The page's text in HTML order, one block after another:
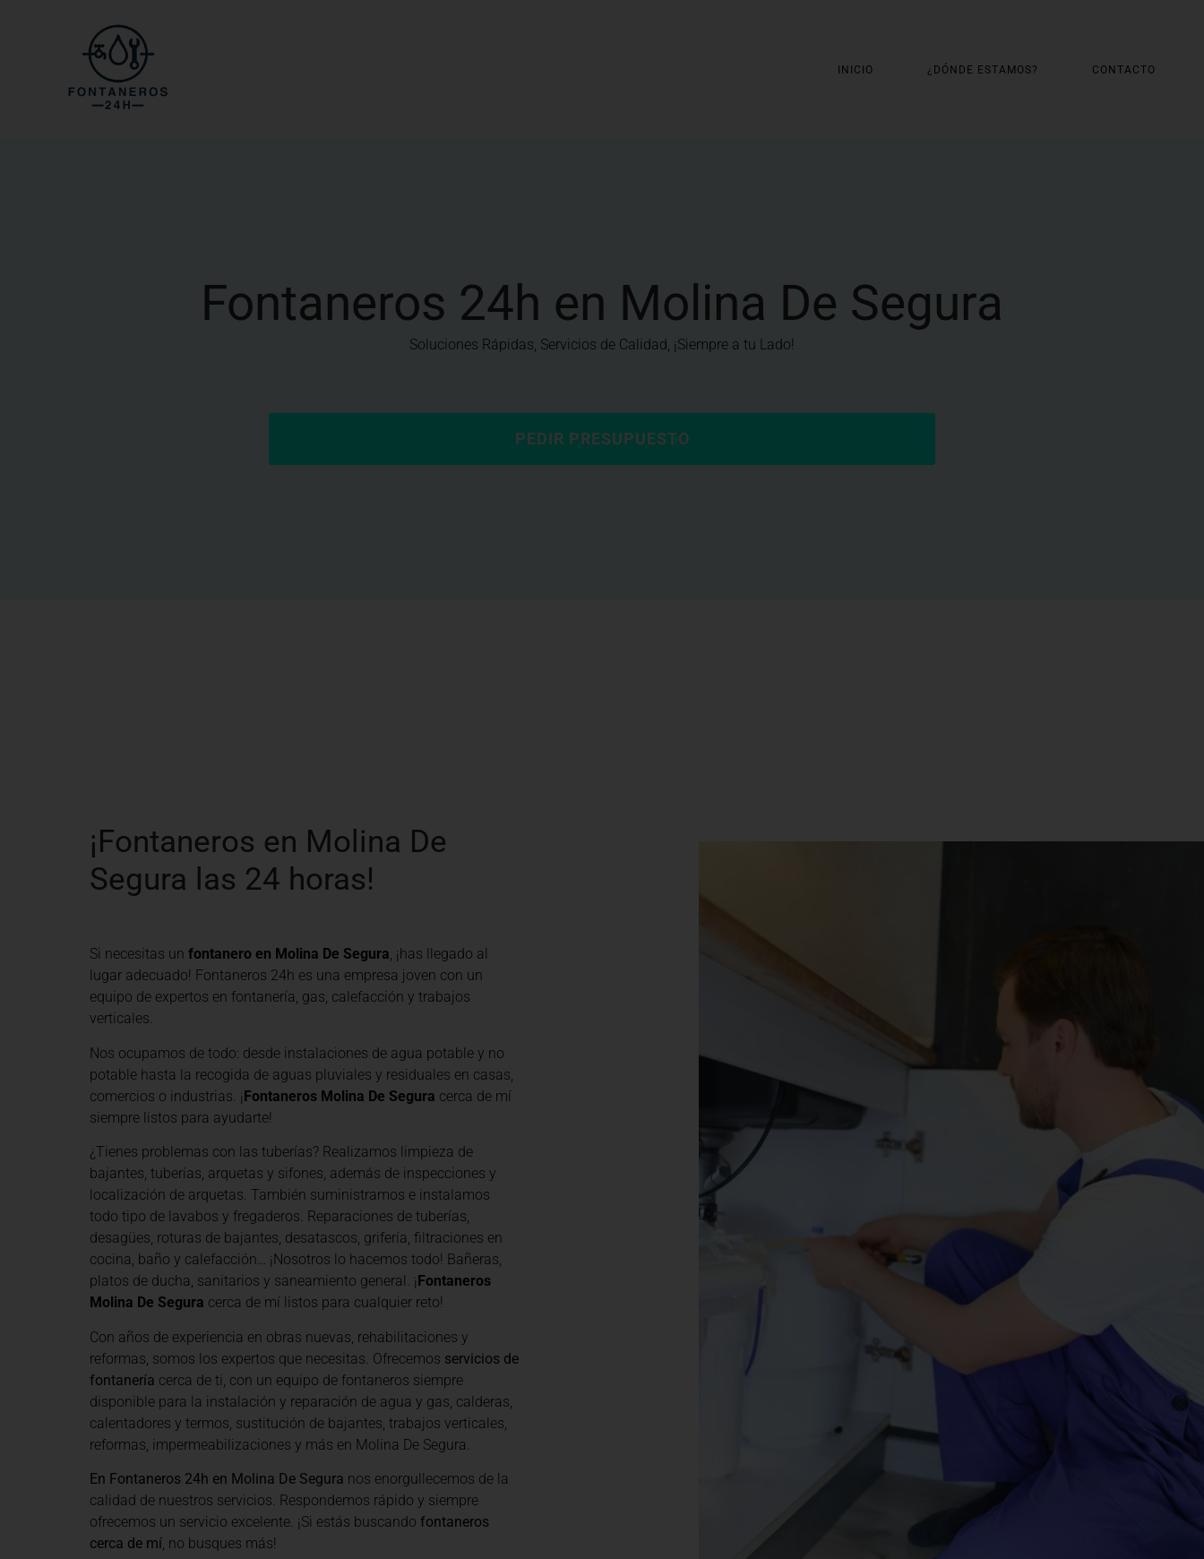
INICIO ¿DÓNDE ESTAMOS? CONTACTO
Fontaneros 24h en Molina De Segura
Soluciones Rápidas, Servicios de Calidad, ¡Siempre a tu Lado!
PEDIR PRESUPUESTO
¡Fontaneros en Molina De
Segura las 24 horas!
Si necesitas un fontanero en Molina De Segura, ¡has llegado al
lugar adecuado! Fontaneros 24h es una empresa joven con un
equipo de expertos en fontanería, gas, calefacción y trabajos
verticales.
Nos ocupamos de todo: desde instalaciones de agua potable y no
potable hasta la recogida de aguas pluviales y residuales en casas,
comercios o industrias. ¡Fontaneros Molina De Segura cerca de mí
siempre listos para ayudarte!
¿Tienes problemas con las tuberías? Realizamos limpieza de
bajantes, tuberías, arquetas y sifones, además de inspecciones y
localización de arquetas. También suministramos e instalamos
todo tipo de lavabos y fregaderos. Reparaciones de tuberías,
desagües, roturas de bajantes, desatascos, grifería, filtraciones en
cocina, baño y calefacción… ¡Nosotros lo hacemos todo! Bañeras,
platos de ducha, sanitarios y saneamiento general. ¡ Fontaneros
Molina De Segura cerca de mí listos para cualquier reto!
Con años de experiencia en obras nuevas, rehabilitaciones y
reformas, somos los expertos que necesitas. Ofrecemos servicios de
fontanería cerca de ti, con un equipo de fontaneros siempre
disponible para la instalación y reparación de agua y gas, calderas,
calentadores y termos, sustitución de bajantes, trabajos verticales,
reformas, impermeabilizaciones y más en Molina De Segura.
En Fontaneros 24h en Molina De Segura nos enorgullecemos de la
calidad de nuestros servicios. Respondemos rápido y siempre
ofrecemos un servicio excelente. ¡Si estás buscando fontaneros
cerca de mí, no busques más!